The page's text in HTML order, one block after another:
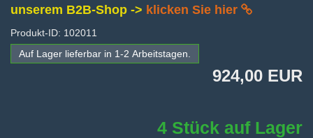
unserem B2B-Shop -> klicken Sie hier
Produkt-ID: 102011
Auf Lager lieferbar in 1-2 Arbeitstagen.
924,00 EUR
4 Stück auf Lager